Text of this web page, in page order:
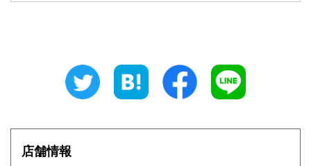
185円 静岡県
店舗情報